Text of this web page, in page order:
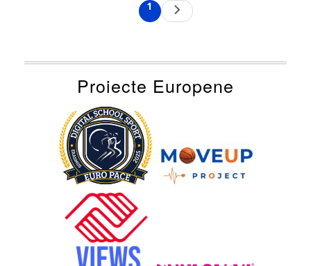
Current
page
1
Next
page
Proiecte Europene